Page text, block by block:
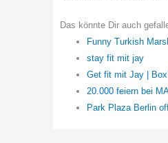
Das könnte Dir auch
Funny Turkish
stay fit mit jay
Get fit mit Jay |
20.000 feiern bei
Park Plaza Berlin